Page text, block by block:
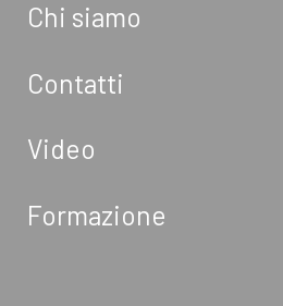
Chi siamo
Contatti
Video
Formazione